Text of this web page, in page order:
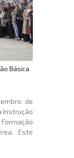
Básica
de
Instrução
Este